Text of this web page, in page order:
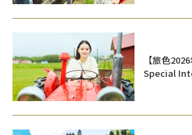
【旅色
Special